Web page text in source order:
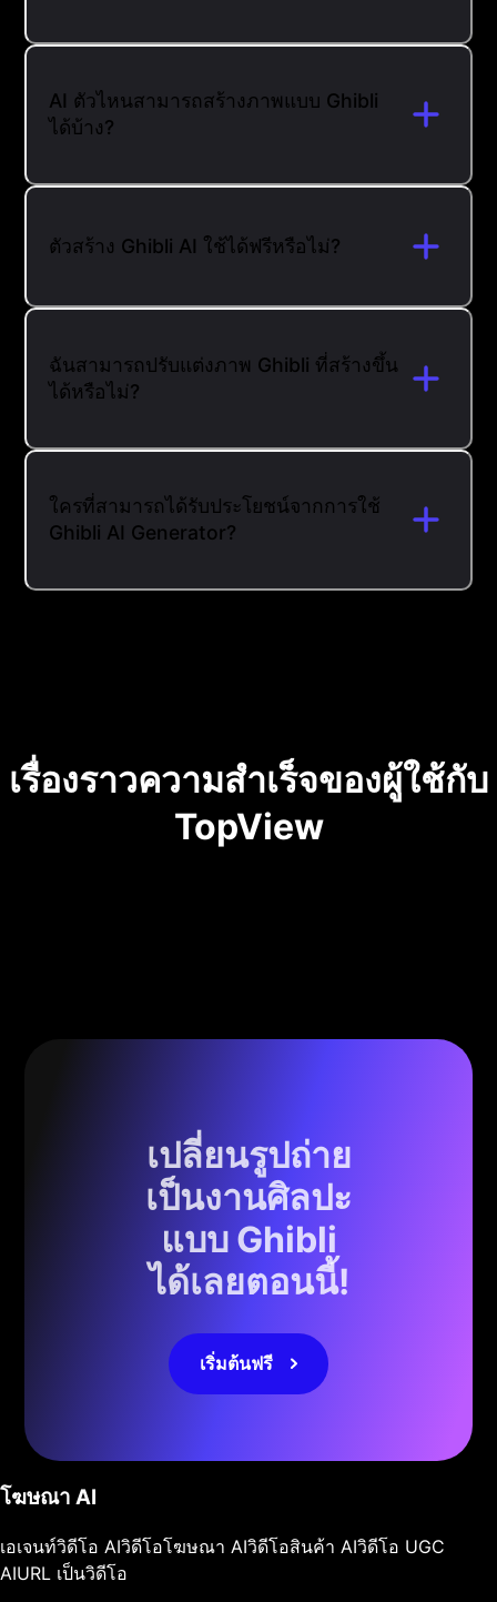
AI ตัวไหนสามารถสร้างภาพแบบ Ghibli
ได้บ้าง?
ตัวสร้าง Ghibli AI ใช้ได้ฟรีหรือไม่?
ฉันสามารถปรับแต่งภาพ Ghibli ที่สร้างขึ้น
ได้หรือไม่?
ใครที่สามารถได้รับประโยชน์จากการใช้
Ghibli AI Generator?
เรื่องราวความสำเร็จของผู้ใช้กับ
TopView
เปลี่ยนรูปถ่าย
เป็นงานศิลปะ
แบบ Ghibli
ได้เลยตอนนี้!
เริ่มต้นฟรี
โฆษณา AI
เอเจนท์วิดีโอ AIวิดีโอโฆษณา AIวิดีโอสินค้า AIวิดีโอ UGC
AIURL เป็นวิดีโอ